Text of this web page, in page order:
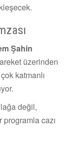
Şahin
üzerinden
katmanlı
değil,
cazı